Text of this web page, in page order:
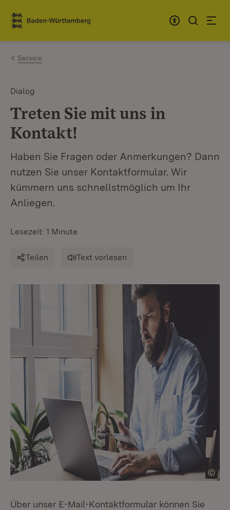
Zum Inhalt springen
Link zur Startseite
Service
Dialog
Treten Sie mit uns in
Kontakt!
Haben Sie Fragen oder Anmerkungen? Dann
nutzen Sie unser Kontaktformular. Wir
kümmern uns schnellstmöglich um Ihr
Anliegen.
Lesezeit: 1 Minute
Teilen Text vorlesen
Über unser E-Mail-Kontaktformular können Sie